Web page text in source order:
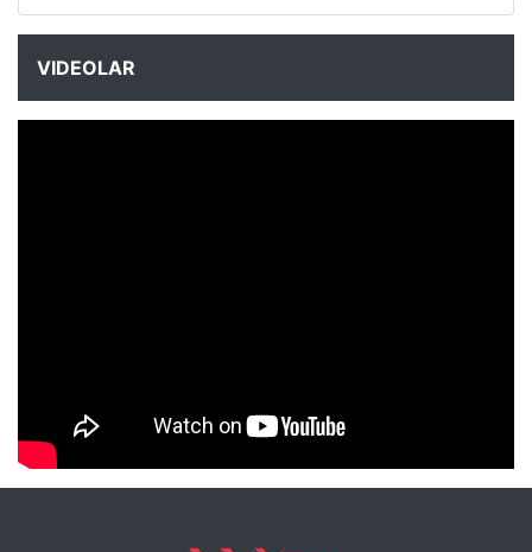
VIDEOLAR
NYXmag 2. Yaş Kutlama Etkinliği